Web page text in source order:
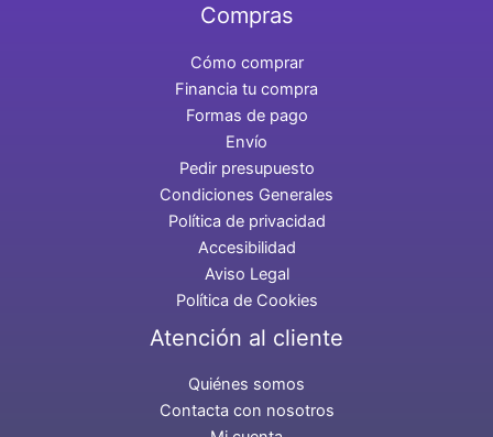
Compras
Cómo comprar
Financia tu compra
Formas de pago
Envío
Pedir presupuesto
Condiciones Generales
Política de privacidad
Accesibilidad
Aviso Legal
Política de Cookies
Atención al cliente
Quiénes somos
Contacta con nosotros